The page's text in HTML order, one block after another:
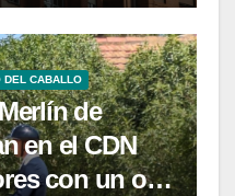
DEL CABALLO
de
en el CDN
con un oro